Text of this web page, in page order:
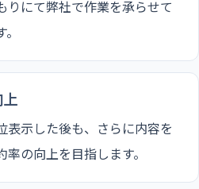
りにて弊社で作業を承らせて
表示した後も、さらに内容を
率の向上を目指します。